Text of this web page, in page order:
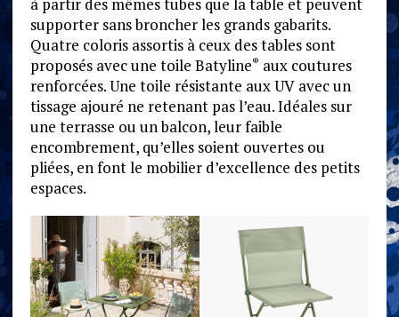
supporter sans broncher les grands gabarits.
Quatre coloris assortis à ceux des tables sont
proposés avec une toile Batyline® aux coutures
renforcées. Une toile résistante aux UV avec un
tissage ajouré ne retenant pas l’eau. Idéales sur
une terrasse ou un balcon, leur faible
encombrement, qu’elles soient ouvertes ou
pliées, en font le mobilier d’excellence des petits
espaces.